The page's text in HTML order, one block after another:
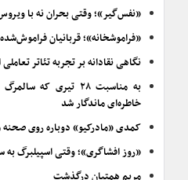
«نفس‌گیر»؛ وقتی بحران نه با
«فراموشخانه»؛ قربانیان
نگاهی نقادانه بر تجربه تئاتر
به مناسبت ۲۸ تیری
خاطره‌ای ماندگار شد
کمدی «مادرکیو» دوباره روی
«روز افشاگری»؛ وقتی اسپیلبرگ به